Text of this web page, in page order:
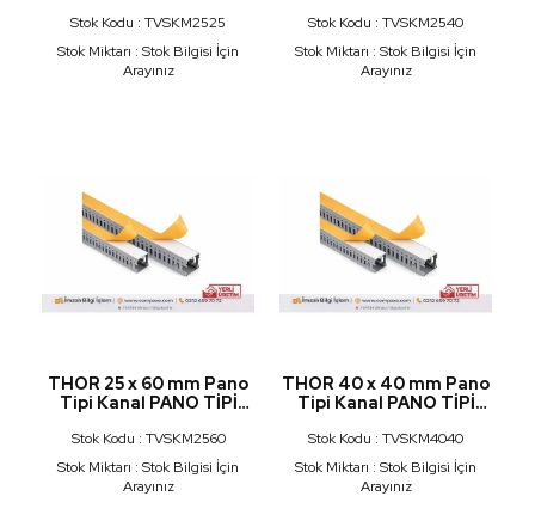
KUTULU BANTLI
Stok Kodu : TVSKM2525
Stok Miktarı : Stok Bilgisi İçin
Arayınız
KUTULU BANTLI
Stok Kodu : TVSKM2540
Stok Miktarı : Stok Bilgisi İçin
Arayınız
THOR 25 x 60 mm Pano
Tipi Kanal PANO TİPİ
KUTULU BANTLI
Stok Kodu : TVSKM2560
Stok Miktarı : Stok Bilgisi İçin
Arayınız
THOR 40 x 40 mm Pano
Tipi Kanal PANO TİPİ
KUTULU BANTLI
Stok Kodu : TVSKM4040
Stok Miktarı : Stok Bilgisi İçin
Arayınız